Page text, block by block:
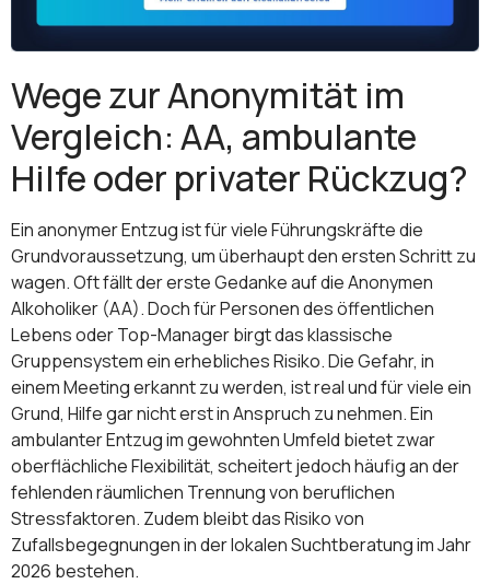
Wege zur Anonymität im
Vergleich: AA, ambulante
Hilfe oder privater Rückzug?
Ein anonymer Entzug ist für viele Führungskräfte die
Grundvoraussetzung, um überhaupt den ersten Schritt zu
wagen. Oft fällt der erste Gedanke auf die Anonymen
Alkoholiker (AA). Doch für Personen des öffentlichen
Lebens oder Top-Manager birgt das klassische
Gruppensystem ein erhebliches Risiko. Die Gefahr, in
einem Meeting erkannt zu werden, ist real und für viele ein
Grund, Hilfe gar nicht erst in Anspruch zu nehmen. Ein
ambulanter Entzug im gewohnten Umfeld bietet zwar
oberflächliche Flexibilität, scheitert jedoch häufig an der
fehlenden räumlichen Trennung von beruflichen
Stressfaktoren. Zudem bleibt das Risiko von
Zufallsbegegnungen in der lokalen Suchtberatung im Jahr
2026 bestehen.